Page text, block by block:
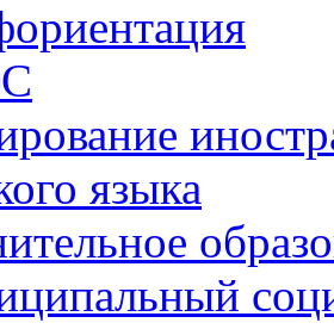
языка